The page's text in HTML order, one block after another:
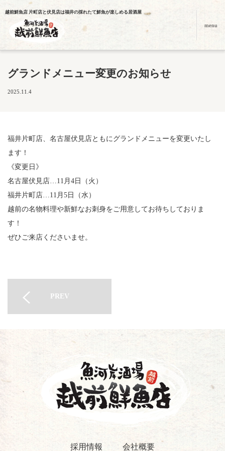
越前鮮魚店 片町店と伏見店は福井の採れたて鮮魚が楽しめる居酒屋
menu
グランドメニュー変更のお知らせ
2025.11.4
福井片町店、名古屋伏見店ともにグランドメニューを変更いたし
ます！
《変更日》
名古屋伏見店…11月4日（火）
福井片町店…11月5日（水）
越前の名物料理や新鮮なお刺身をご用意してお待ちしておりま
す！
ぜひご来店くださいませ。
PREV
採用情報 会社概要